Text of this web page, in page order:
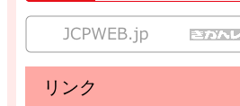
リンク